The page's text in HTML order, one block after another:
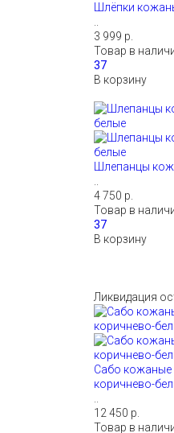
Шлёпки
..
3 999 р.
Товар в
В корзину
Шлепанцы
..
4 750 р.
Товар в
В корзину
Ликвидация
Сабо кожаные
коричнево-
..
12 450 р.
Товар в